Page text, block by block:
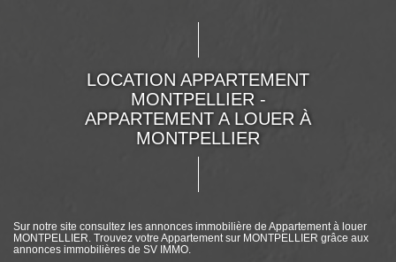
LOCATION APPARTEMENT
MONTPELLIER -
APPARTEMENT A LOUER À
MONTPELLIER
Sur notre site consultez les annonces immobilière de Appartement à louer
MONTPELLIER. Trouvez votre Appartement sur MONTPELLIER grâce aux
annonces immobilières de SV IMMO.